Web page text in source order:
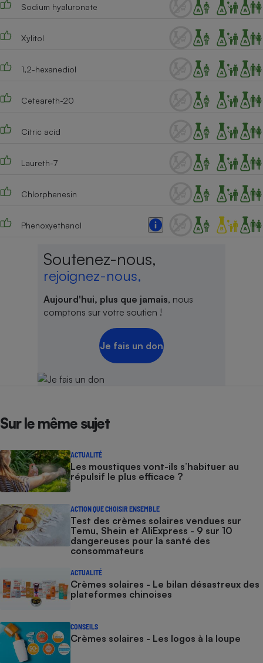
Sodium hyaluronate
Xylitol
1,2-hexanediol
Ceteareth-20
Citric acid
Laureth-7
Chlorphenesin
Phenoxyethanol
Soutenez-nous,
rejoignez-nous,
Aujourd'hui, plus que jamais, nous
comptons sur votre soutien !
Je fais un don
Sur le même sujet
ACTUALITÉ
Les moustiques vont-ils s’habituer au
répulsif le plus efficace ?
ACTION QUE CHOISIR ENSEMBLE
Test des crèmes solaires vendues sur
Temu, Shein et AliExpress - 9 sur 10
dangereuses pour la santé des
consommateurs
ACTUALITÉ
Crèmes solaires - Le bilan désastreux des
plateformes chinoises
CONSEILS
Crèmes solaires - Les logos à la loupe